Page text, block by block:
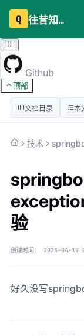
Q 往昔知识库
Github
顶部
文档目录 本
技术
验
创建时间： 2023-04-19
好久没写